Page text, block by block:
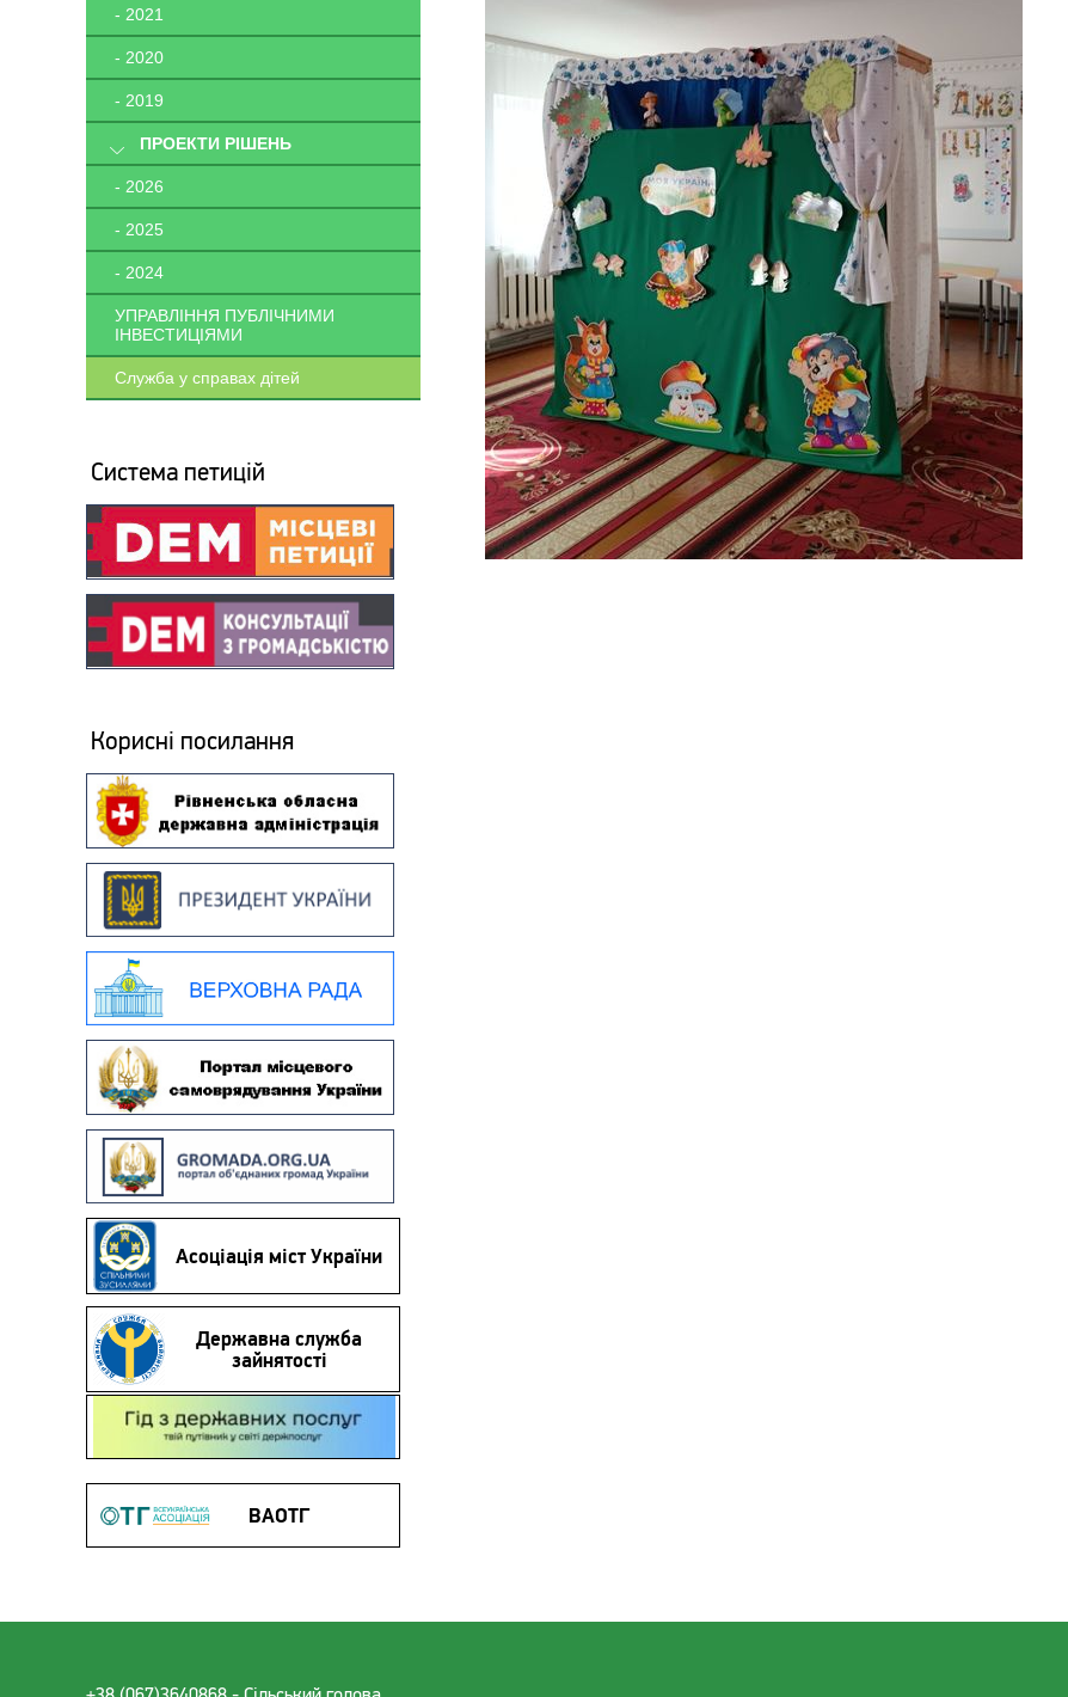
- 2021
- 2020
- 2019
ПРОЕКТИ РІШЕНЬ
- 2026
- 2025
- 2024
УПРАВЛІННЯ ПУБЛІЧНИМИ
ІНВЕСТИЦІЯМИ
Служба у справах дітей
Система петицій
Корисні посилання
Асоціація міст України
Державна служба
зайнятості
Гід з державних послуг
ВАОТГ